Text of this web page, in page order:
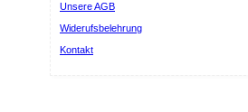
Unsere AGB
Widerufsbelehrung
Kontakt